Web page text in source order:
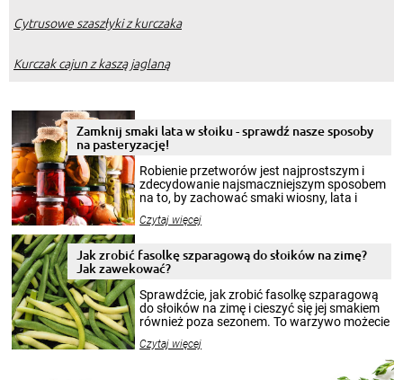
Cytrusowe szaszłyki z kurczaka
Kurczak cajun z kaszą jaglaną
Zamknij smaki lata w słoiku - sprawdź nasze sposoby
na pasteryzację!
Robienie przetworów jest najprostszym i
zdecydowanie najsmaczniejszym sposobem
na to, by zachować smaki wiosny, lata i
krajobrazów, by cieszyć nimi oko w sezonie
pełni poczuć atmosferę cieplejszych
miesięcy. Przygotowanie słoików ze
patenty, które pozwolą zachować świeżość
przetworów.
Czytaj więcej
Jak zrobić fasolkę szparagową do słoików na zimę?
Jak zawekować?
Sprawdźcie, jak zrobić fasolkę szparagową
do słoików na zimę i cieszyć się jej smakiem
również poza sezonem. To warzywo możecie
nasze propozycje!
Czytaj więcej